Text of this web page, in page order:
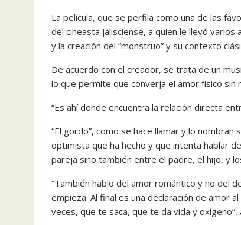
La película, que se perfila como una de las
del cineasta jalisciense, a quien le llevó
y la creación del “monstruo” y su contexto
De acuerdo con el creador, se trata de un
lo que permite que converja el amor físico sin
“Es ahí donde encuentra la relación directa
“El gordo”, como se hace llamar y lo
optimista que ha hecho y que intenta hablar
pareja sino también entre el padre, el hijo, y
“También hablo del amor romántico y no del
empieza. Al final es una declaración de amor
veces, que te saca, que te da vida y oxígeno”,